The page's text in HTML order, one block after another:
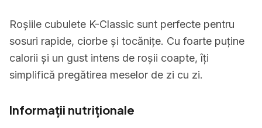
Roșiile cubulete K-Classic sunt perfecte pentru
sosuri rapide, ciorbe și tocănițe. Cu foarte puține
calorii și un gust intens de roșii coapte, îți
simplifică pregătirea meselor de zi cu zi.
Informații nutriționale